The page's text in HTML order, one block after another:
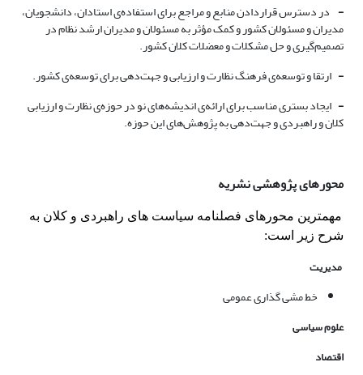
- در دسترس قراردادن منابع و مراجع برای استفاده‌ی استادان، دانشجویان،
مدیران و مسئولان کشور و کمک مؤثر به مسئولان و مدیران ارشد نظام در
تصمیم‌گیری و حل مشکلات و معضلات کلان کشور.
- ارتقا و توسعه‌ی فرهنگ نظارت و ارزیابی و جهت‌دهی برای توسعه‌ی کشور.
- ایجاد بستری مناسب برای ارائه‌ی‌ اندیشه‌‌های نو در حوزه‌ی نظارت و ارزیابی
کلان و راهبردی و جهت‌دهی به پژوهش‌‌های این حوزه.
محورهای پژوهشی نشریه
مهمترین محورهای فصلنامه سیاست های راهبردی و کلان به
شرح زیر است:
مدیریت
خط مشی گذاری عمومی
علوم سیاسی
اقتصاد